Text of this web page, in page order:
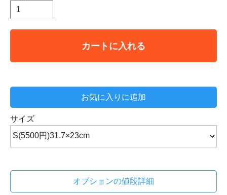
カートに入れる
お気に入りに追加
サイズ
オプションの値段詳細